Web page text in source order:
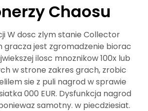
Chaosu
W dosc zlym stanie Collector
gracza jest zgromadzenie biorac
ilosc mnoznikow 100x lub
w strone zakres grach, zrobic
sie z puli nagrod w sprawie
000 EUR. Dysfunkcja nagrod
samotny. w piecdziesiat.